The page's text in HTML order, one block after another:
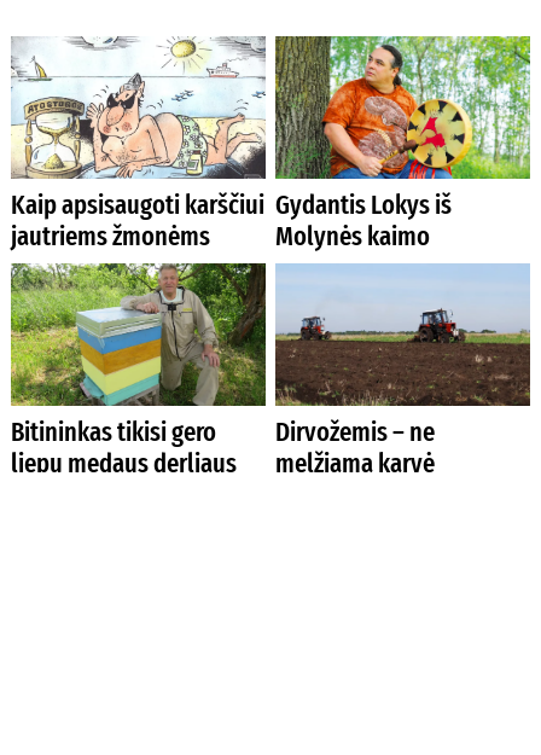
Kaip apsisaugoti karščiui
jautriems žmonėms
Gydantis Lokys iš
Molynės kaimo
Bitininkas tikisi gero
liepų medaus derliaus
Dirvožemis – ne
melžiama karvė